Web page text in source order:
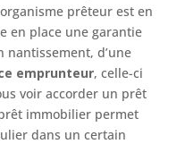
prêteur est en
en place une garantie
nantissement, d’une
emprunteur, celle-ci
voir accorder un prêt
immobilier permet
dans un certain